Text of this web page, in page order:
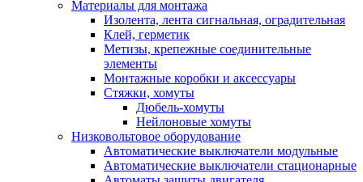
Материалы для монтажа
Изолента, лента сигнальная, оградительная
Клей, герметик
Метизы, крепежные соединительные
элементы
Монтажные коробки и аксессуары
Стяжки, хомуты
Дюбель-хомуты
Нейлоновые хомуты
Низковольтовое оборудование
Автоматические выключатели модульные
Автоматические выключатели стационарные